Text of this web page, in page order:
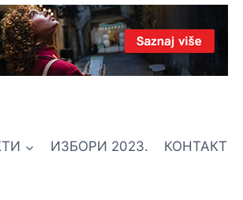
ИЗБОРИ 2023. КОНТАКТ